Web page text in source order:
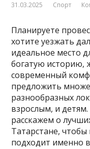
31.03.2025 Спорт
Планируете
хотите уезжать
идеальное место
богатую историю,
современный
предложить
разнообразных
взрослым, и
расскажем о
Татарстане,
подходит именно